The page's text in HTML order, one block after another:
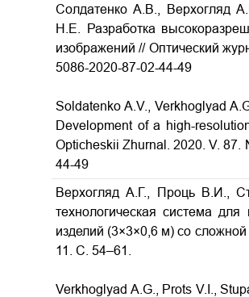
Солдатенко А.В., Верхогляд
Н.Е. Разработка
изображений // Оптический
5086-2020-87-02-44-49
Soldatenko A.V., Verkhoglyad
Development of a high-
Opticheskii Zhurnal. 2020. V.
44-49
Верхогляд А.Г., Проць В.И.,
технологическая система
изделий (3×3×0,6 м) со
11. С. 54–61.
Verkhoglyad A.G., Prots V.I.,